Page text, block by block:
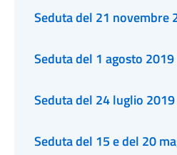
Seduta del 21 novembre
Seduta del 1 agosto 2019
Seduta del 24 luglio 2019
Seduta del 15 e del 20